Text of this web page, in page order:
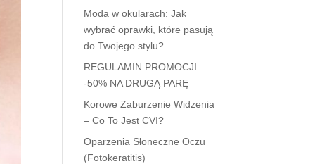
Moda w okularach: Jak
wybrać oprawki, które pasują
do Twojego stylu?
REGULAMIN PROMOCJI
-50% NA DRUGĄ PARĘ
Korowe Zaburzenie Widzenia
– Co To Jest CVI?
Oparzenia Słoneczne Oczu
(Fotokeratitis)